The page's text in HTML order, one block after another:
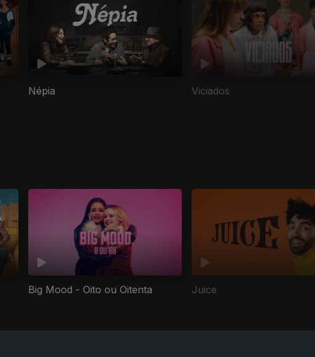
Népia Viciados
Big Mood - Oito ou Oitenta Juice